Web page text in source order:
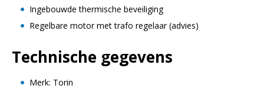
Ingebouwde thermische beveiliging
Regelbare motor met trafo regelaar (advies)
Technische gegevens
Merk: Torin